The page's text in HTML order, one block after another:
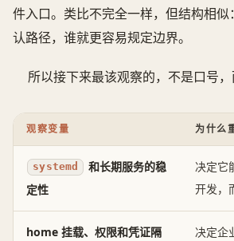
件入口。类比不完全一样，但结构相
认路径，谁就更容易规定边界。
所以接下来最该观察的，不是口号，
观察变量 为什么
systemd
和长期服务的稳
定性
决定它
开发，
home 挂载、权限和凭证隔
决定企